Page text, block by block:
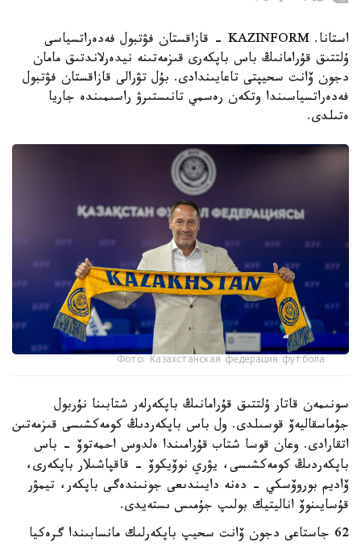
استانا. KAZINFORM - قازاقستان فۋتبول فەدەراتسياسى
ۇلتتىق قۇرامانىڭ باس باپكەرى قىزمەتىنە نيدەرلاندتىق مامان
دجون ۆانت سحيپتى تاعايىندادى. بۇل تۋرالى قازاقستان فۋتبول
فەدەراتسياسىندا وتكەن رەسمي تانىستىرۋ راسىمىندە جاريا
ەتىلدى.
Фото: Казахстанская федерация футбола
سونىمەن قاتار ۇلتتىق قۇرامانىڭ باپكەرلەر شتابىنا نۇربول
جۇماسقاليەۆ قوسىلدى. ول باس باپكەردىڭ كومەكشىسى قىزمەتىن
اتقارادى. وعان قوسا شتاب قۇرامىندا ەلدوس احمەتوۆ - باس
باپكەردىڭ كومەكشىسى، يۋري نوۆيكوۆ - قاقپاشىلار باپكەرى،
ۆاديم بوروۆسكي - دەنە دايىندىعى جونىندەگى باپكەر، تيمۋر
قۇسايىنوۆ اناليتيك بولىپ جۇمىس ىستەيدى.
62 جاستاعى دجون ۆانت سحيپ باپكەرلىك مانسابىندا گرەكيا